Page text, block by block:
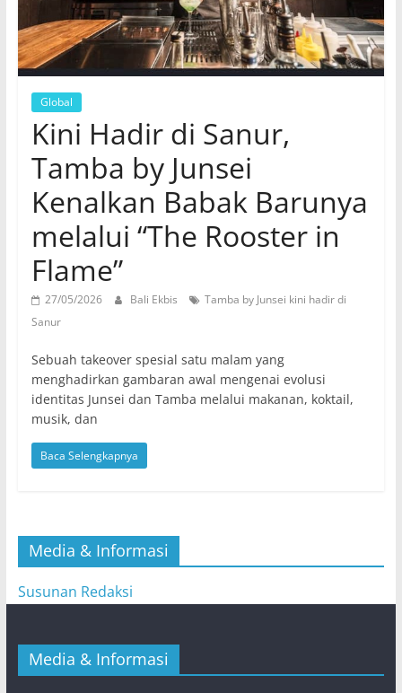
Global
Kini Hadir di Sanur,
Tamba by Junsei
Kenalkan Babak Barunya
melalui “The Rooster in
Flame”
27/05/2026 Bali Ekbis
Tamba by Junsei kini hadir di
Sanur
Sebuah takeover spesial satu malam yang
menghadirkan gambaran awal mengenai evolusi
identitas Junsei dan Tamba melalui makanan, koktail,
musik, dan
Baca Selengkapnya
Media & Informasi
Susunan Redaksi
Media & Informasi